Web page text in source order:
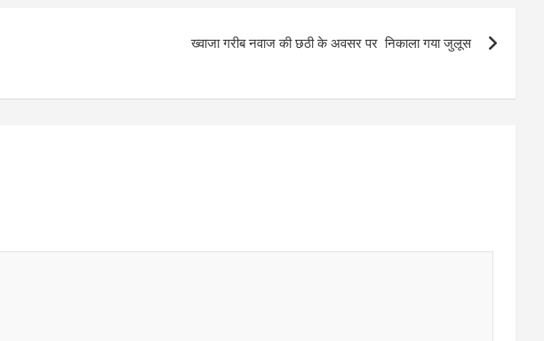
ख्वाजा गरीब नवाज की छठी के अवसर पर निकाला गया जुलूस